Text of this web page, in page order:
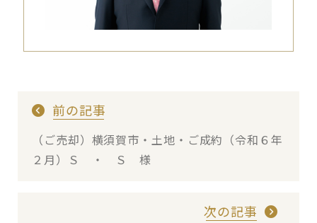
前の記事
（ご売却）横須賀市・土地・ご成約（令和６年
２月）Ｓ ・ Ｓ 様
次の記事